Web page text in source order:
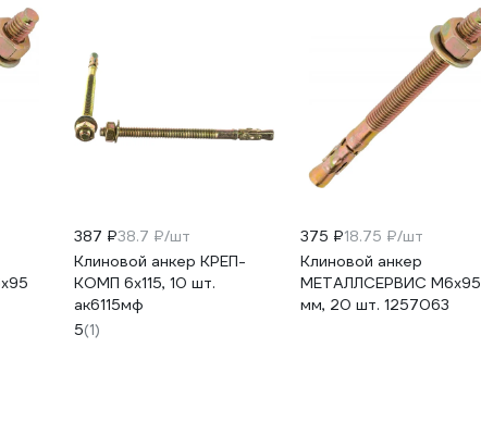
387 ₽38.7 ₽/шт
Клиновой анкер КРЕП-
КОМП 6х115, 10 шт.
ак6115мф
5(1)
375 ₽18.75 ₽/шт
Клиновой анкер
МЕТАЛЛСЕРВИС М6x95
мм, 20 шт. 1257063